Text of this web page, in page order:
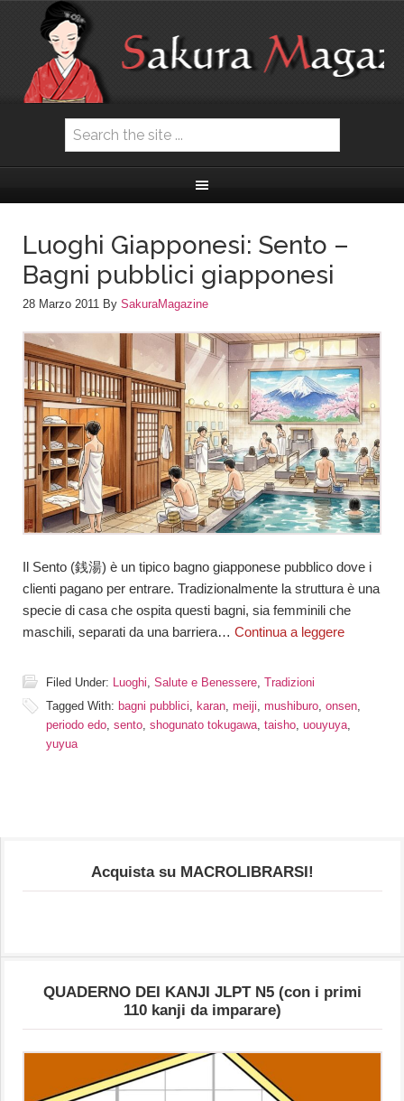
Luoghi Giapponesi: Sento –
Bagni pubblici giapponesi
28 Marzo 2011 By SakuraMagazine
Il Sento (銭湯) è un tipico bagno giapponese pubblico dove i
clienti pagano per entrare. Tradizionalmente la struttura è una
specie di casa che ospita questi bagni, sia femminili che
maschili, separati da una barriera… Continua a leggere
Filed Under: Luoghi Salute e Benessere Tradizioni
Tagged With: bagni pubblici karan meiji mushiburo onsen
periodo edo sento shogunato tokugawa taisho uouyuya
yuyua
Acquista su MACROLIBRARSI!
QUADERNO DEI KANJI JLPT N5 (con i primi
110 kanji da imparare)